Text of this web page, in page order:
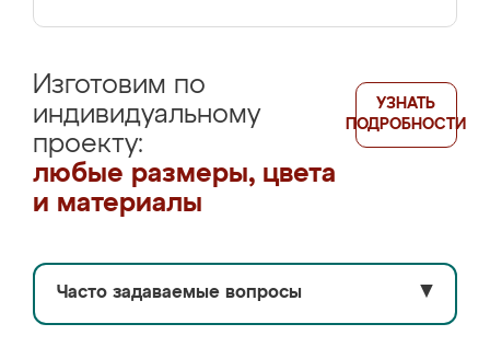
Изготовим по
индивидуальному
проекту:
любые размеры, цвета
и материалы
УЗНАТЬ
ПОДРОБНОСТИ
Часто задаваемые вопросы ▼